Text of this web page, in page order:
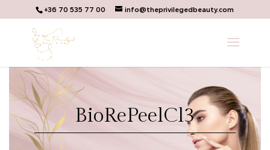
+36 70 535 77 00 info@theprivilegedbeauty.com
BioRePeelCl3